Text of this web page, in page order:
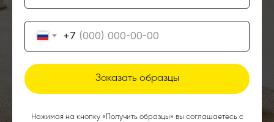
+7
Заказать образцы
Нажимая на кнопку «Получить образцы» вы соглашаетесь с